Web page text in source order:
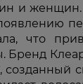
и
что
Бренд
созданный